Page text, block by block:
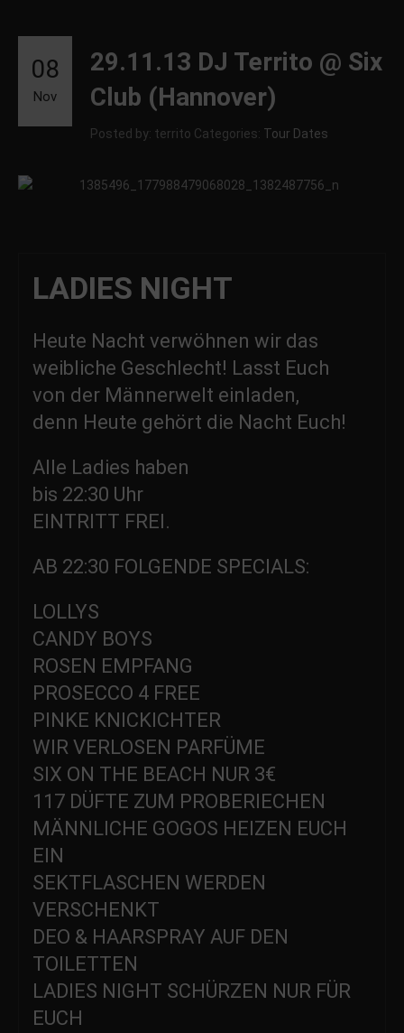
29.11.13 DJ Territo @ Six
Club (Hannover)
Posted by: territo Categories: Tour Dates
08
Nov
LADIES NIGHT
Heute Nacht verwöhnen wir das
weibliche Geschlecht! Lasst Euch
von der Männerwelt einladen,
denn Heute gehört die Nacht Euch!
Alle Ladies haben
bis 22:30 Uhr
EINTRITT FREI.
AB 22:30 FOLGENDE SPECIALS:
LOLLYS
CANDY BOYS
ROSEN EMPFANG
PROSECCO 4 FREE
PINKE KNICKICHTER
WIR VERLOSEN PARFÜME
SIX ON THE BEACH NUR 3€
117 DÜFTE ZUM PROBERIECHEN
MÄNNLICHE GOGOS HEIZEN EUCH
EIN
SEKTFLASCHEN WERDEN
VERSCHENKT
DEO & HAARSPRAY AUF DEN
TOILETTEN
LADIES NIGHT SCHÜRZEN NUR FÜR
EUCH